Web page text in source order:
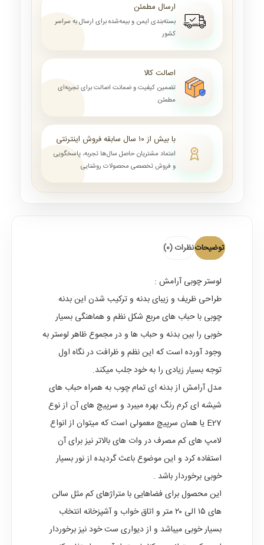
ارسال مطمئن
بسته‌بندی ایمن و بیمه‌شده برای ارسال به سراسر
کشور
اصالت کالا
تضمین کیفیت و ضمانت اصالت برای تجربه‌ای
مطمئن
با بیش از ۱۰ سال سابقه فروش اینترنتی
اعتماد مشتریان حاصل سال‌ها تجربه، پاسخگویی
و فروش تخصصی محصولات روشنایی
توضیحاتنظرات (0)
لوستر چوبی آرامش :
طراحی ظریف و زیبای بدنه و ترکیب شدن این بدنه
چوبی با حباب های مربع شکل نظم و هماهنگی بسیار
خوبی را بین بدنه و حباب ها و در مجموع ظاهر لوستر به
وجود آورده است که این نظم و ظرافت در نگاه اول
توجه بسیار زیادی را به خود جلب میکند.
مدل آرامش از بدنه ای تمام چوب به همراه حباب های
شیشه ای کرم رنگ بهره میبرد و سرپیچ های آن از نوع
E27 یا همان سرپیچ معمولی است که میتوان از انواع
لامپ های کم مصرف در وات های بالاتر نیز برای آن
استفاده کرد و این موضوع باعث گردیده از نور بسیار
خوبی برخوردار باشد .
این محصول برای فضاهایی با متراژهای کم مثل سالن
های ۱۵ الی ۲۰ متر و اتاق خواب و آشپزخانه انتخاب
بسیار خوبی میباشد و از دیواری ست خود نیز برخوردار